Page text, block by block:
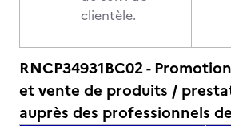
clientèle.
RNCP34931BC02 -
et vente de produits /
auprès des professionnels